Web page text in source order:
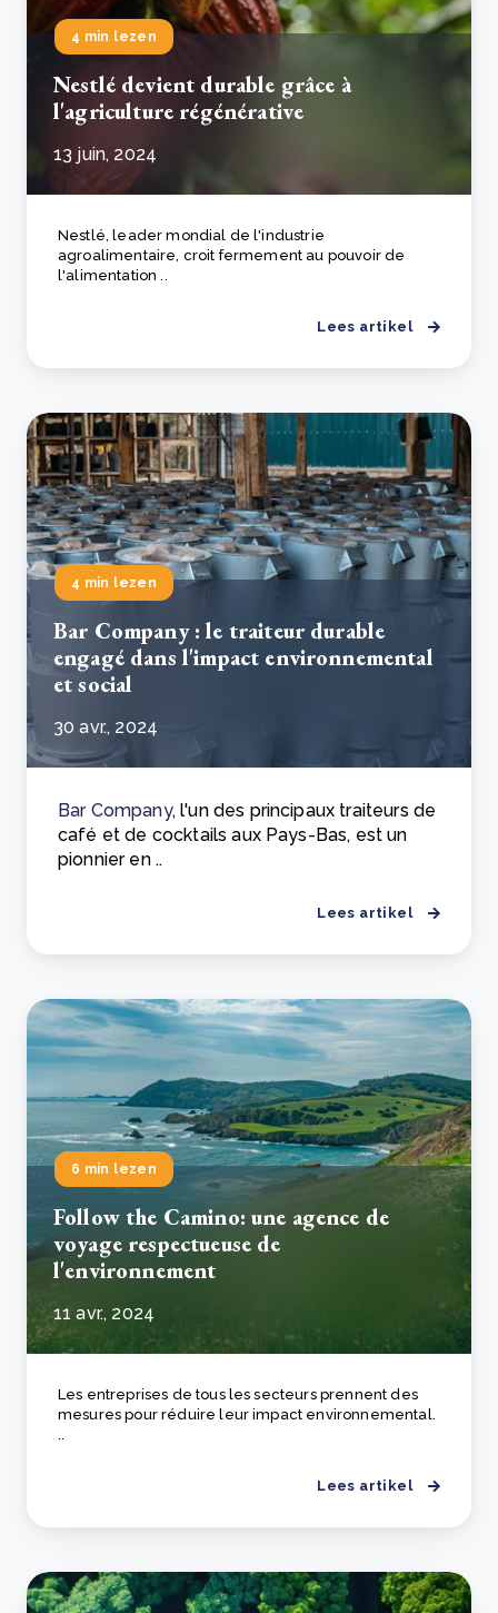
4 min lezen
Nestlé devient durable grâce à
l'agriculture régénérative
13 juin, 2024
Nestlé, leader mondial de l'industrie
agroalimentaire, croit fermement au pouvoir de
l'alimentation ..
Lees artikel
4 min lezen
Bar Company : le traiteur durable
engagé dans l'impact environnemental
et social
30 avr., 2024
Bar Company, l'un des principaux traiteurs de
café et de cocktails aux Pays-Bas, est un
pionnier en ..
Lees artikel
6 min lezen
Follow the Camino: une agence de
voyage respectueuse de
l'environnement
11 avr., 2024
Les entreprises de tous les secteurs prennent des
mesures pour réduire leur impact environnemental.
..
Lees artikel